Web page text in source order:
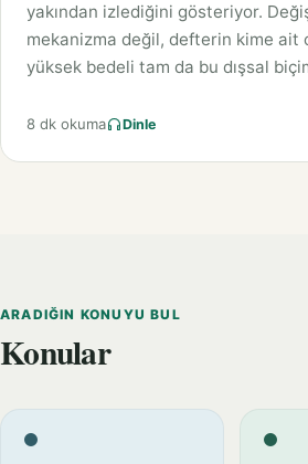
yakından izlediğini gösteriyor.
mekanizma değil, defterin kime ait
yüksek bedeli tam da bu dışsal
8 dk okuma Dinle
ARADIĞIN KONUYU BUL
Konular